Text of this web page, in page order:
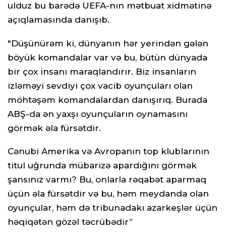
ulduz bu barədə UEFA-nın mətbuat xidmətinə
açıqlamasında danışıb.
"Düşünürəm ki, dünyanın hər yerindən gələn
böyük komandalar var və bu, bütün dünyada
bir çox insanı maraqlandırır. Biz insanların
izləməyi sevdiyi çox vacib oyunçuları olan
möhtəşəm komandalardan danışırıq. Burada
ABŞ-da ən yaxşı oyunçuların oynamasını
görmək əla fürsətdir.
Cənubi Amerika və Avropanın top klublarının
titul uğrunda mübarizə apardığını görmək
şansınız varmı? Bu, onlarla rəqabət aparmaq
üçün əla fürsətdir və bu, həm meydanda olan
oyunçular, həm də tribunadakı azarkeşlər üçün
həqiqətən gözəl təcrübədir”